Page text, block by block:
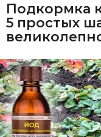
Подкормка
5 простых